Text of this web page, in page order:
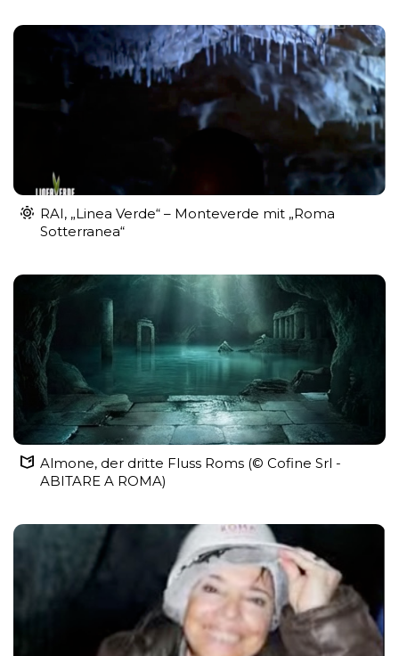
RAI, „Linea Verde“ – Monteverde mit „Roma
Sotterranea“
Almone, der dritte Fluss Roms (© Cofine Srl -
ABITARE A ROMA)